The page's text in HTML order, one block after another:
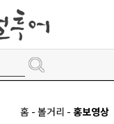
홈 - 볼거리 - 홍보영상